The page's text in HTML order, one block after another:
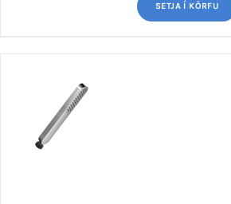
SETJA Í KÖRFU